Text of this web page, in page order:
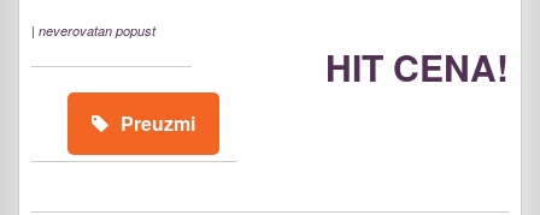
| neverovatan popust
HIT CENA!
Preuzmi